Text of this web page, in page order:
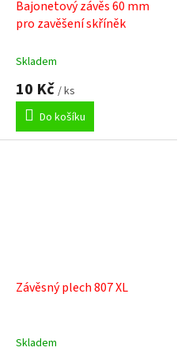
Bajonetový závěs 60 mm
pro zavěšení skříněk
Skladem
10 Kč / ks
Do košíku
Závěsný plech 807 XL
Skladem